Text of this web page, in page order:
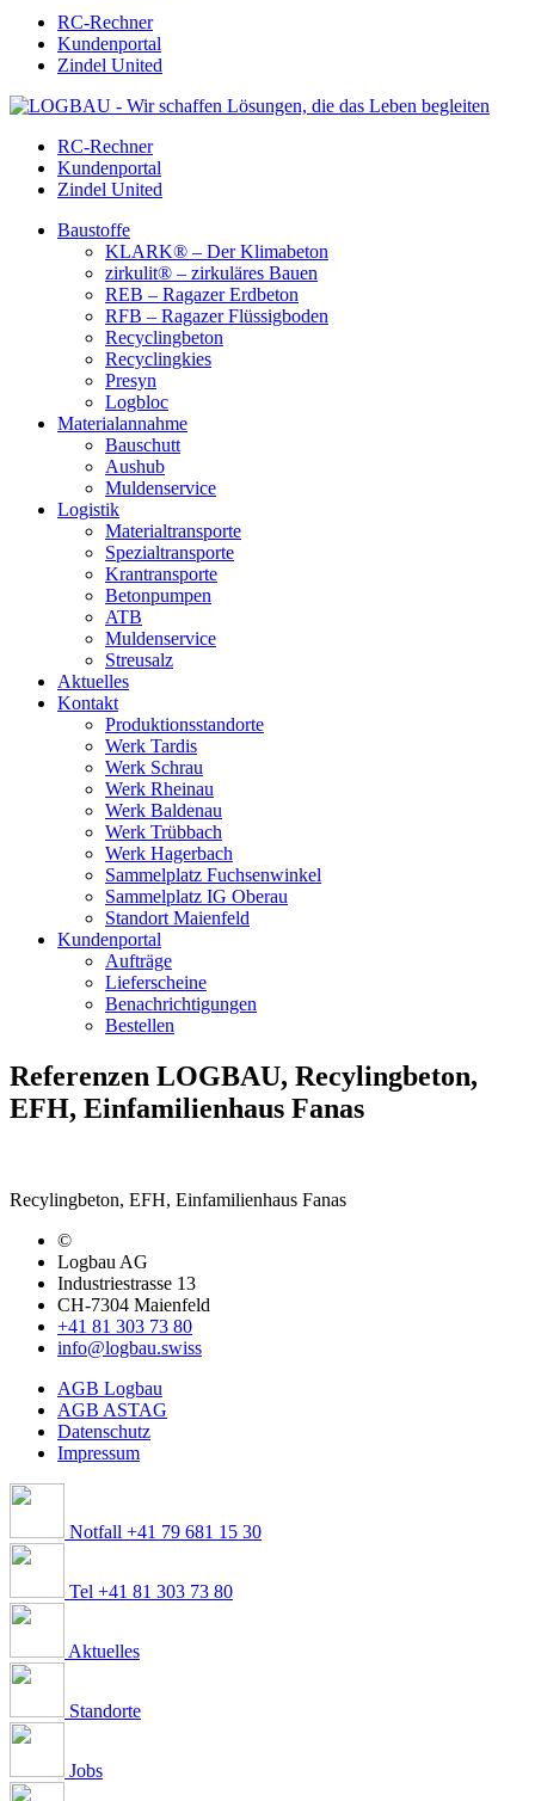
RC-Rechner
Kundenportal
Zindel United
RC-Rechner
Kundenportal
Zindel United
Baustoffe
KLARK® – Der Klimabeton
zirkulit® – zirkuläres Bauen
REB – Ragazer Erdbeton
RFB – Ragazer Flüssigboden
Recyclingbeton
Recyclingkies
Presyn
Logbloc
Materialannahme
Bauschutt
Aushub
Muldenservice
Logistik
Materialtransporte
Spezialtransporte
Krantransporte
Betonpumpen
ATB
Muldenservice
Streusalz
Aktuelles
Kontakt
Produktionsstandorte
Werk Tardis
Werk Schrau
Werk Rheinau
Werk Baldenau
Werk Trübbach
Werk Hagerbach
Sammelplatz Fuchsenwinkel
Sammelplatz IG Oberau
Standort Maienfeld
Kundenportal
Aufträge
Lieferscheine
Benachrichtigungen
Bestellen
Referenzen LOGBAU, Recylingbeton,
EFH, Einfamilienhaus Fanas
Recylingbeton, EFH, Einfamilienhaus Fanas
©
Logbau AG
Industriestrasse 13
CH-7304 Maienfeld
+41 81 303 73 80
info@logbau.swiss
AGB Logbau
AGB ASTAG
Datenschutz
Impressum
Notfall +41 79 681 15 30
Tel +41 81 303 73 80
Aktuelles
Standorte
Jobs